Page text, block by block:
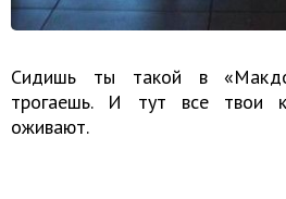
Сидишь ты такой в
трогаешь. И тут все твои
оживают.